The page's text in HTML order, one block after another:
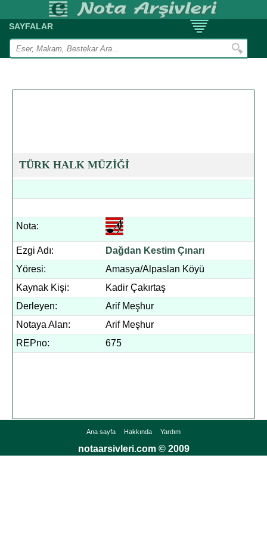
SAYFALAR
TÜRK HALK MÜZİĞİ
Nota:
Ezgi Adı:
Dağdan Kestim Çınarı
Yöresi:
Amasya/Alpaslan Köyü
Kaynak Kişi:
Kadir Çakırtaş
Derleyen:
Arif Meşhur
Notaya Alan:
Arif Meşhur
REPno:
675
Ana sayfa Hakkında Yardım
notaarsivleri.com © 2009